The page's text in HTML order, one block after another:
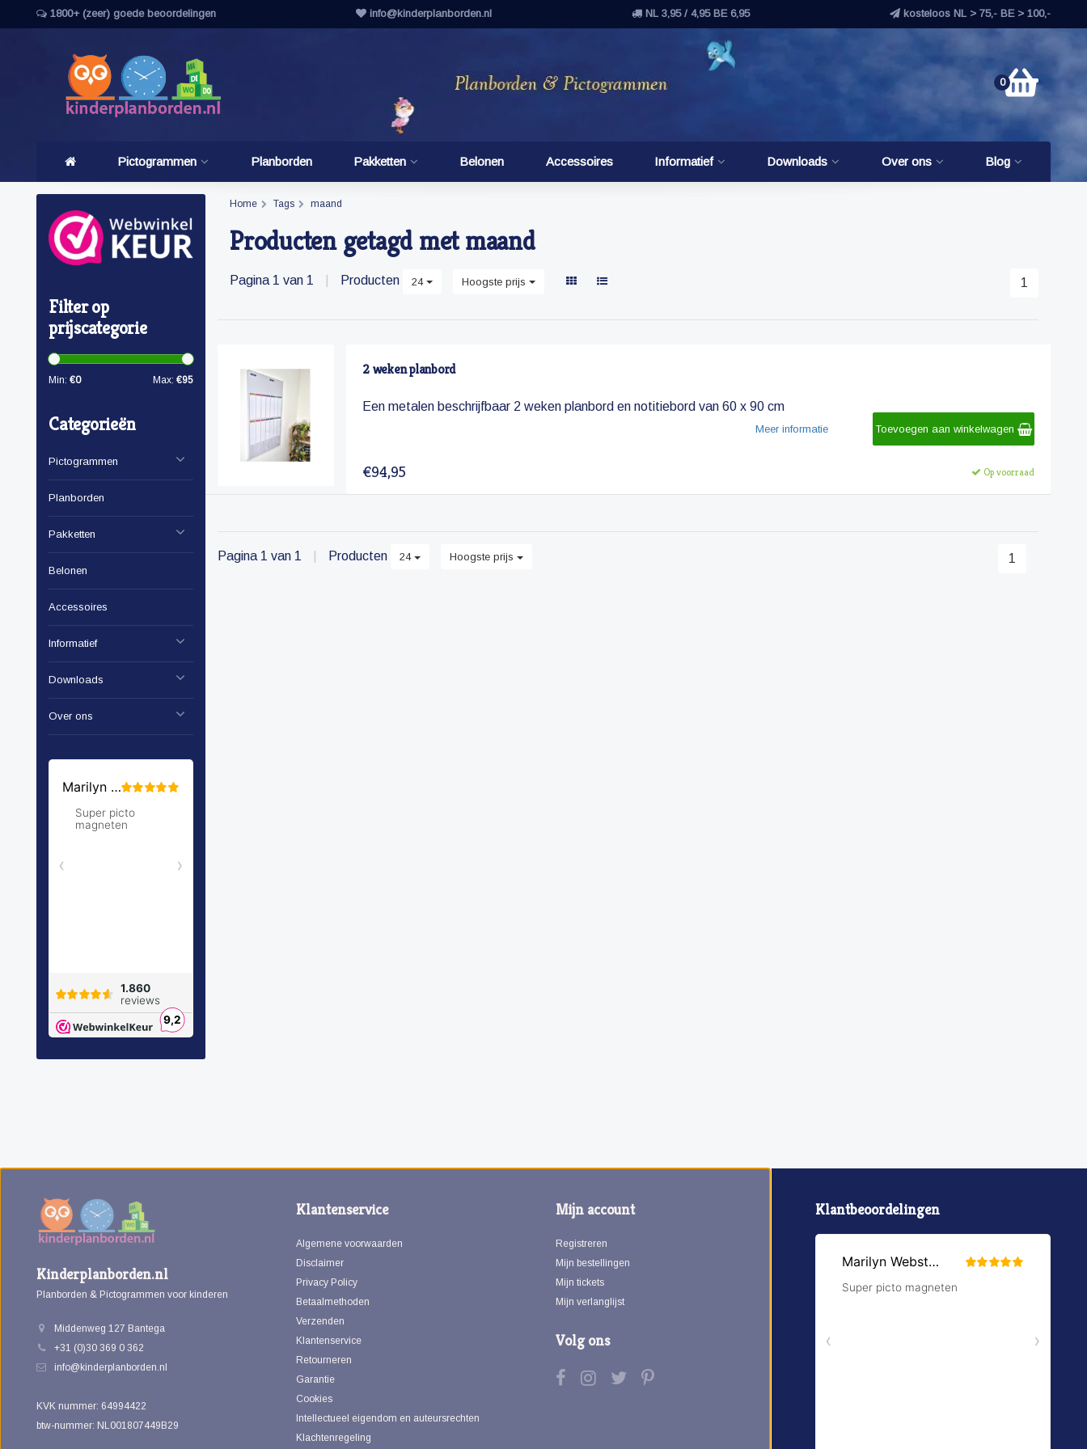
1800+ (zeer) goede beoordelingen info@kinderplanborden.nl NL 3,95 / 4,95 BE 6,95 kosteloos NL > 75,- BE > 100,-
0
Pictogrammen Planborden Pakketten Belonen Accessoires Informatief Downloads Over ons Blog
Filter op
prijscategorie
Min: €0 Max: €95
Categorieën
Pictogrammen
Planborden
Pakketten
Belonen
Accessoires
Informatief
Downloads
Over ons
Home Tags maand
Producten getagd met maand
Pagina 1 van 1 Producten 24 Hoogste prijs 1
2 weken planbord
Een metalen beschrijfbaar 2 weken planbord en notitiebord van 60 x 90 cm
€94,95 Op voorraad
Toevoegen aan winkelwagen
Meer informatie
Pagina 1 van 1 Producten 24 Hoogste prijs 1
Kinderplanborden.nl
Planborden & Pictogrammen voor kinderen
Middenweg 127 Bantega
+31 (0)30 369 0 362
info@kinderplanborden.nl
KVK nummer: 64994422
btw-nummer: NL001807449B29
Klantenservice
Algemene voorwaarden
Disclaimer
Privacy Policy
Betaalmethoden
Verzenden
Klantenservice
Retourneren
Garantie
Cookies
Intellectueel eigendom en auteursrechten
Klachtenregeling
Mijn account
Registreren
Mijn bestellingen
Mijn tickets
Mijn verlanglijst
Volg ons
Klantbeoordelingen